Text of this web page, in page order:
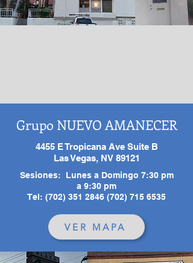
Grupo NUEVO AMANECER
4455 E Tropicana Ave Suite B
Las Vegas, NV 89121
Sesiones: Lunes a Domingo 7:30 pm
a 9:30 pm
Tel: (702) 351 2846 (702) 715 6535
VER MAPA